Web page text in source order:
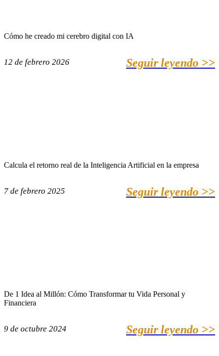
Cómo he creado mi cerebro digital con IA
12 de febrero 2026 Seguir leyendo >>
Calcula el retorno real de la Inteligencia Artificial en la empresa
7 de febrero 2025 Seguir leyendo >>
De 1 Idea al Millón: Cómo Transformar tu Vida Personal y
Financiera
9 de octubre 2024 Seguir leyendo >>